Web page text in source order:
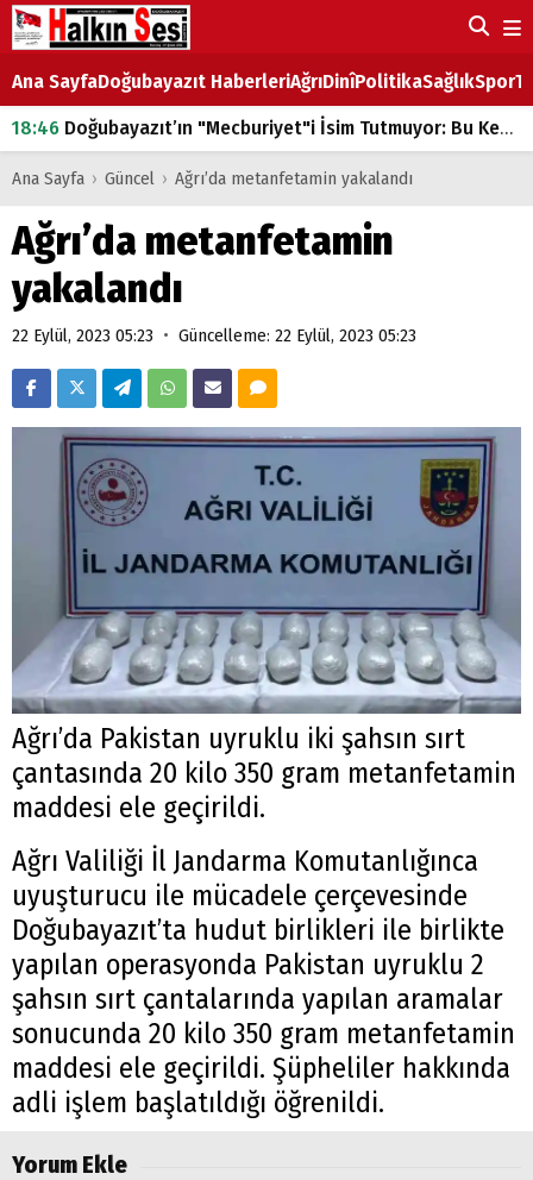
Ana SayfaDoğubayazıt HaberleriAğrıDinîPolitikaSağlıkSpor
18:46 Doğubayazıt’ın "Mecburiyet"i İsim Tutmuyor: Bu Kez de Mem u Zîn Oldu!
07:53Doğubayazıt’ta Ekmek Fiyatlarına Zam
07:16 Doğubayazıt'ta çocukların sırtındaki ağır yük
07:00 DEVLET ve HÜKÜMET
18:29ÇARŞI CADDESİ YAZ BOZ TAHTASI
Ana Sayfa › Güncel › Ağrı’da metanfetamin yakalandı
Ağrı’da metanfetamin
yakalandı
22 Eylül, 2023 05:23 • Güncelleme: 22 Eylül, 2023 05:23
Ağrı’da Pakistan uyruklu iki şahsın sırt
çantasında 20 kilo 350 gram metanfetamin
maddesi ele geçirildi.
Ağrı Valiliği İl Jandarma Komutanlığınca
uyuşturucu ile mücadele çerçevesinde
Doğubayazıt’ta hudut birlikleri ile birlikte
yapılan operasyonda Pakistan uyruklu 2
şahsın sırt çantalarında yapılan aramalar
sonucunda 20 kilo 350 gram metanfetamin
maddesi ele geçirildi. Şüpheliler hakkında
adli işlem başlatıldığı öğrenildi.
Yorum Ekle